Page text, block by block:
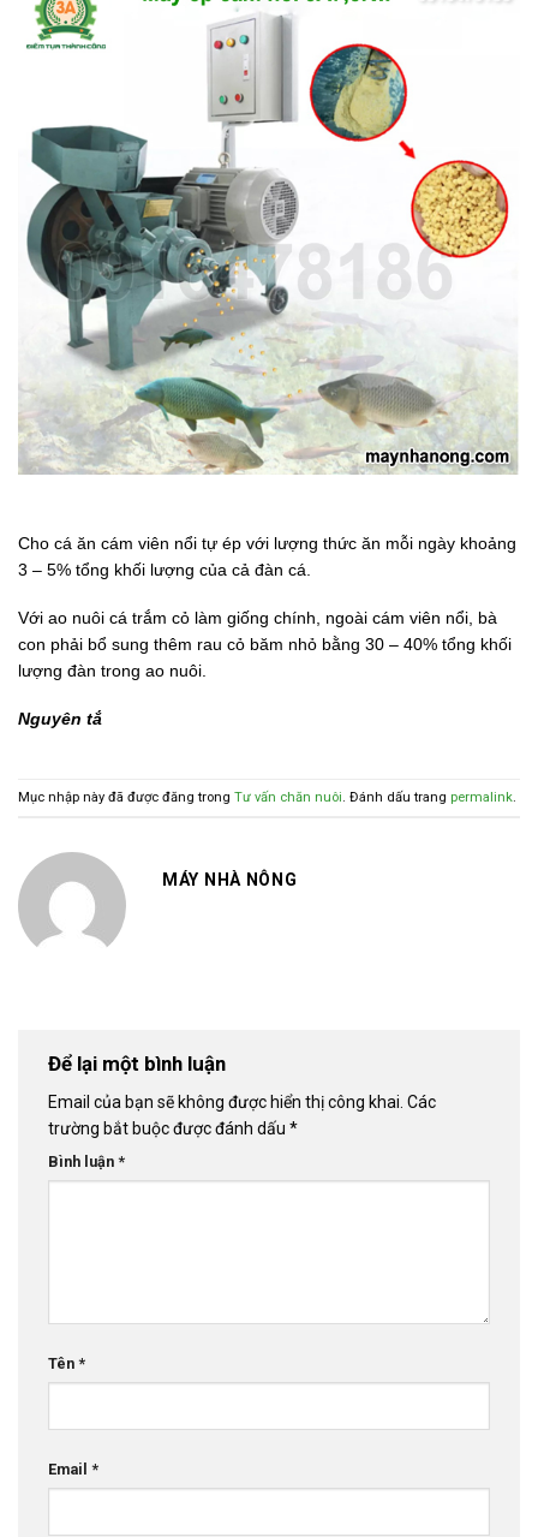
Cho cá ăn cám viên nổi tự ép với lượng thức ăn mỗi ngày khoảng
3 – 5% tổng khối lượng của cả đàn cá.
Với ao nuôi cá trắm cỏ làm giống chính, ngoài cám viên nổi, bà
con phải bổ sung thêm rau cỏ băm nhỏ bằng 30 – 40% tổng khối
lượng đàn trong ao nuôi.
Nguyên tắ
Mục nhập này đã được đăng trong Tư vấn chăn nuôi. Đánh dấu trang permalink.
MÁY NHÀ NÔNG
Để lại một bình luận
Email của bạn sẽ không được hiển thị công khai. Các
trường bắt buộc được đánh dấu *
Bình luận *
Tên *
Email *